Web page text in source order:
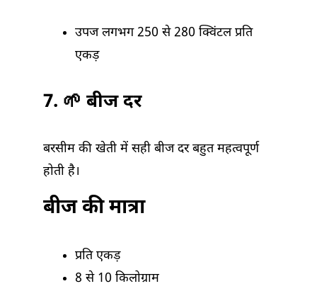
उपज लगभग 250 से 280 क्विंटल प्रति
एकड़
7. 🌱 बीज दर
बरसीम की खेती में सही बीज दर बहुत महत्वपूर्ण
होती है।
बीज की मात्रा
प्रति एकड़
8 से 10 किलोग्राम